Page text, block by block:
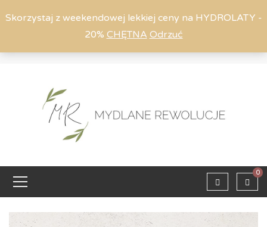
Skorzystaj z weekendowej lekkiej ceny na HYDROLATY -
20% CHĘTNA Odrzuć
0